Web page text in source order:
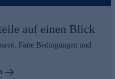
auf einen Blick
Faire Bedingungen und